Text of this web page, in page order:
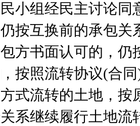
小组经民主讨论
按互换前的承包
方书面认可的，
按照流转协议(合
式流转的土地，
系继续履行土地